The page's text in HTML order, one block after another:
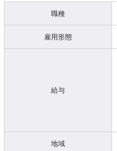
職種
雇用形態
給与
地域